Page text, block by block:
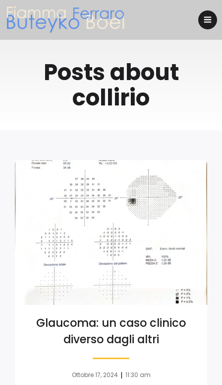
Posts about
collirio
Glaucoma: un caso clinico
diverso dagli altri
Ottobre 17, 2024 | 11:30 am